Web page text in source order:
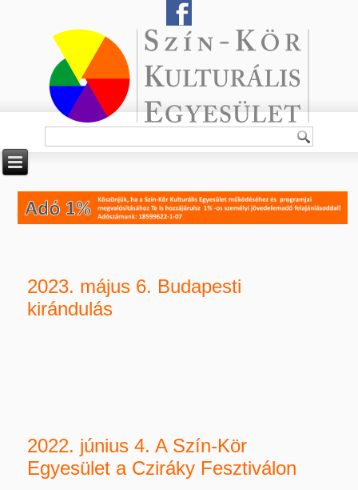
2023. május 6. Budapesti
kirándulás
2022. június 4. A Szín-Kör
Egyesület a Cziráky Fesztiválon